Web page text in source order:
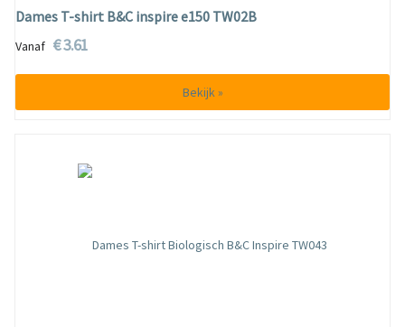
Dames T-shirt B&C inspire e150 TW02B
Vanaf € 3.61
Bekijk »